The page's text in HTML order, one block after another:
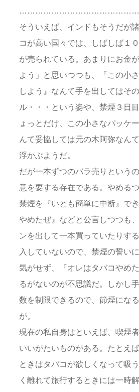
そういえば、インドもそうだが
コが高い国々では、しばしば１
が売られている。あまりにお金
よう」と思いつつも、『この小
しよう』なんて手を出してはそ
ル・・・という姿や、禁煙３日
ょっとだけ、この小さなパッケ
んて妥協しては元の木阿弥なん
浮かぶようだ。
だが一本ずつのバラ売りという
意を要する存在である。やめる
禁煙を『いとも簡単に中断』で
やめたぜ』などと公言しつつも
ンを出して一本買っていたりす
入していないので、禁煙の誓い
気がせず、『オレはタバコやめ
るがないのが不思議だ。しかし
数を制限できるので、節煙にな
が。
現在の私自身はといえば、喫煙
いいがたいものがある。たとえ
ときはタバコが欲しくなって吸
く離れて旅行するときには一時